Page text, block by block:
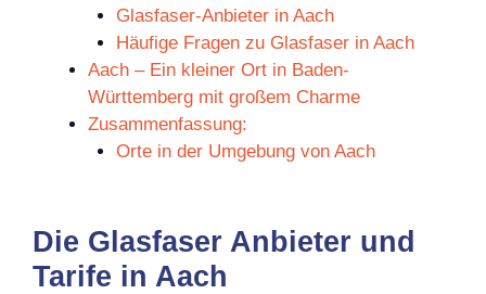
Glasfaser-Anbieter in Aach
Häufige Fragen zu Glasfaser in Aach
Aach – Ein kleiner Ort in Baden-
Württemberg mit großem Charme
Zusammenfassung:
Orte in der Umgebung von Aach
Die Glasfaser Anbieter und
Tarife in Aach